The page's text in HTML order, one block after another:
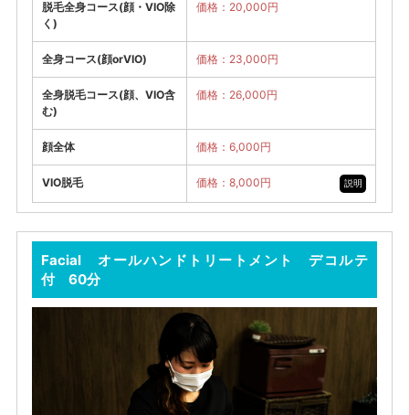
脱毛全身コース(顔・VIO除
く)
価格：20,000円
全身コース(顔orVIO) 価格：23,000円
全身脱毛コース(顔、VIO含
む)
価格：26,000円
顔全体 価格：6,000円
VIO脱毛 説明
価格：8,000円
Facial オールハンドトリートメント デコルテ
付 60分